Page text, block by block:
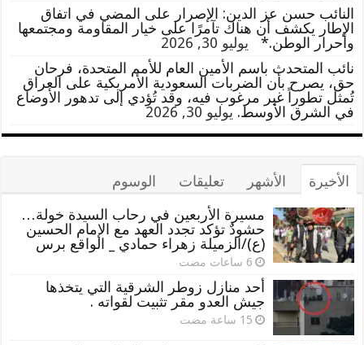
النائب حسن عز الدين: الإصرار على المضي في اتفاق
الإطار يكشف أن هناك تآمرًا على خيار المقاومة ومجتمعها
وأحرار الوطن.*
يوليو 30, 2026
نائب المتحدث باسم الأمين العام للأمم المتحدة، فرحان
حق، يصرح بأن الضربات السعودية الأمريكية على العراق
تُمثل تطوراً غير مرغوب فيه، وقد تُؤدي إلى تدهور الأوضاع
في الشرق الأوسط. يوليو 30, 2026
الأخيرة الأشهر تعليقات
الوسوم
مسيرة الأربعين في رحاب السيدة خولة…
حشودٌ تؤكد تجدد العهد مع الإمام الحسين
(ع)/الزميلة زهراء حمادي _ الواقع برس
أحد منازل زوطر الشرقية التي يتخذها
جيش العدو مقر تثبيت لقواته .